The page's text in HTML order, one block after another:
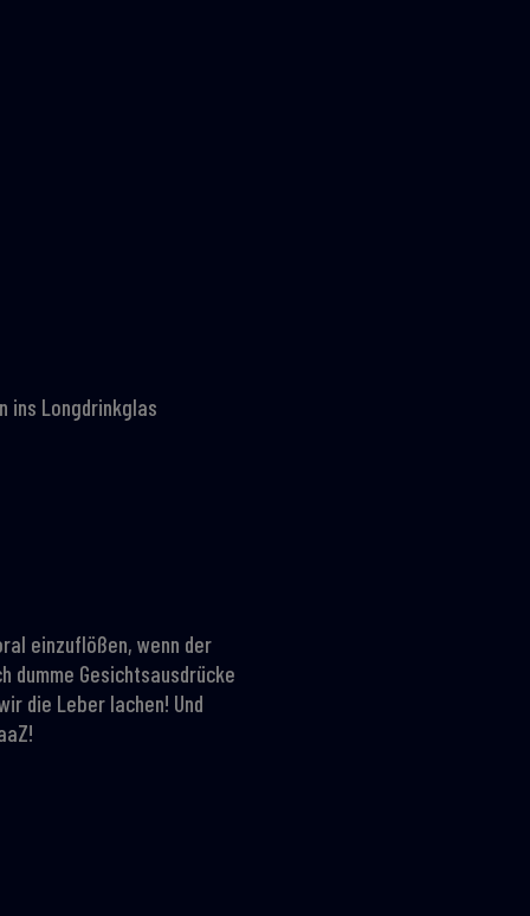
ins Longdrinkglas
einzuflößen, wenn der
dumme Gesichtsausdrücke
die Leber lachen! Und